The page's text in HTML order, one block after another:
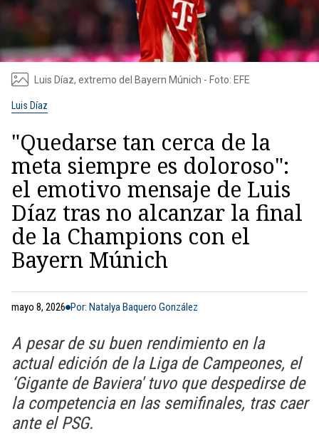
Luis Díaz, extremo del Bayern Múnich - Foto: EFE
Luis Díaz
"Quedarse tan cerca de la
meta siempre es doloroso":
el emotivo mensaje de Luis
Díaz tras no alcanzar la final
de la Champions con el
Bayern Múnich
mayo 8, 2026 Por: Natalya Baquero González
A pesar de su buen rendimiento en la
actual edición de la Liga de Campeones, el
‘Gigante de Baviera' tuvo que despedirse de
la competencia en las semifinales, tras caer
ante el PSG.